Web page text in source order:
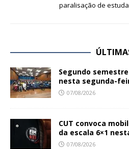
paralisação de
Segundo
nesta segunda-
07/08/2026
CUT convoca
da escala 6×1
07/08/2026